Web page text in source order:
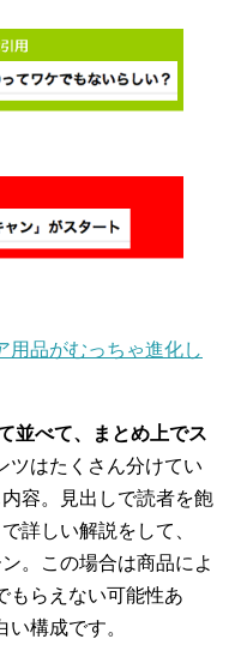
用品がむっちゃ進化し
並べて、まとめ上でス
ツはたくさん分けてい
容。見出しで読者を飽
詳しい解説をして、
。この場合は商品によ
もらえない可能性あ
構成です。